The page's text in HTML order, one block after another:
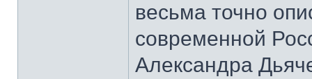
весьма точно
современной
Александра